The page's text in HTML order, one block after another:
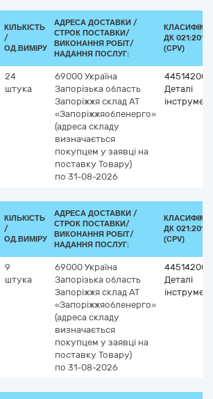
КІЛЬКІСТЬ
/
ОД.ВИМІРУ
АДРЕСА ДОСТАВКИ /
СТРОК ПОСТАВКИ/
ВИКОНАННЯ РОБІТ/
НАДАННЯ ПОСЛУГ:
ДК 021:2015
(CPV)
24
штука
69000 Україна
Запорізька область
Запоріжжя склад АТ
«Запоріжжяобленерго»
(адреса складу
визначається
покупцем у заявці на
поставку Товару)
по 31-08-2026
44514200-
Деталі
КІЛЬКІСТЬ
/
ОД.ВИМІРУ
АДРЕСА ДОСТАВКИ /
СТРОК ПОСТАВКИ/
ВИКОНАННЯ РОБІТ/
НАДАННЯ ПОСЛУГ:
ДК 021:2015
(CPV)
9
штука
69000 Україна
Запорізька область
Запоріжжя склад АТ
«Запоріжжяобленерго»
(адреса складу
визначається
покупцем у заявці на
поставку Товару)
по 31-08-2026
44514200-
Деталі